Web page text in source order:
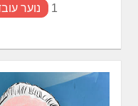
נוער 1